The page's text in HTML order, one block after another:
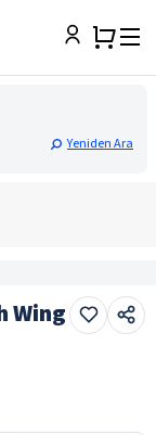
Yeniden Ara
Wing